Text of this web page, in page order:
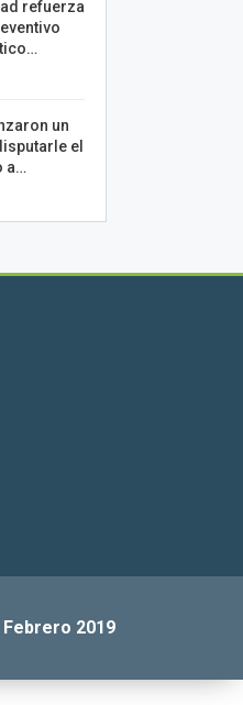
refuerza
un
el
a…
2019